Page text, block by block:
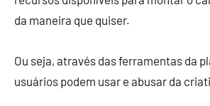
da maneira que quiser.
Ou seja, através das ferramentas da
usuários podem usar e abusar da